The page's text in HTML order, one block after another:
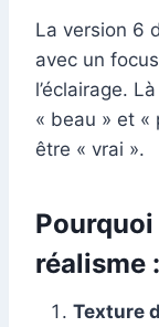
La version 6
avec un
l’éclairage.
« beau » et «
être « vrai ».
réalisme :
Texture